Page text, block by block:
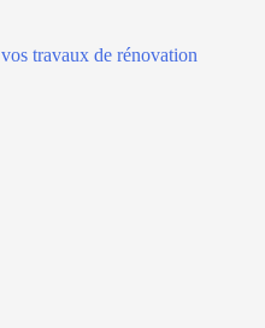
travaux de rénovation